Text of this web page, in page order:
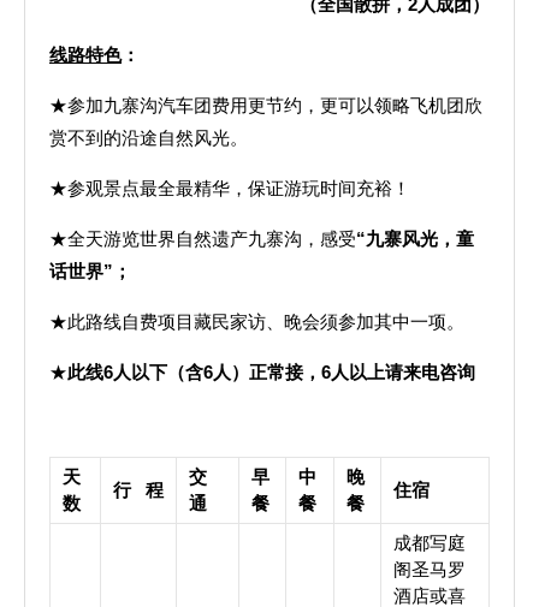
（全国散拼，2人成团）
线路特色：
★参加九寨沟汽车团费用更节约，更可以领略飞机团欣
赏不到的沿途自然风光。
★参观景点最全最精华，保证游玩时间充裕！
★全天游览世界自然遗产九寨沟，感受“九寨风光，童
话世界”；
★此路线自费项目藏民家访、晚会须参加其中一项。
★此线6人以下（含6人）正常接，6人以上请来电咨询
天
数
行 程
交
通
早
餐
中
餐
晚
餐
住宿
成都写庭
阁圣马罗
酒店或喜